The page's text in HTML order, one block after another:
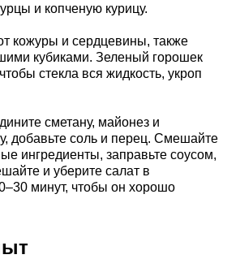
и копченую курицу.
кожуры и сердцевины, также
кубиками. Зеленый горошек
стекла вся жидкость, укроп
сметану, майонез и
добавьте соль и перец. Смешайте
ингредиенты, заправьте соусом,
и уберите салат в
минут, чтобы он хорошо